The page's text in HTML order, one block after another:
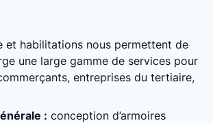
et habilitations nous permettent de
une large gamme de services pour
entreprises du tertiaire,
: conception d’armoires